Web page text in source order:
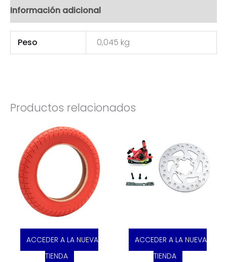
Información adicional
Peso 0,045 kg
Productos relacionados
ACCEDER A LA NUEVA
TIENDA
ACCEDER A LA NUEVA
TIENDA